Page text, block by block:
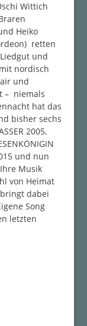
Wittich
Heiko
retten
und
nordisch
und
– niemals
hat das
bisher sechs
2005,
und nun
Musik
von Heimat
dabei
Song
letzten